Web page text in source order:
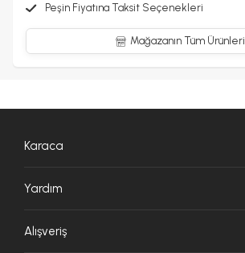
Peşin Fiyatına Taksit Seçenekleri
Mağazanın Tüm Ürünleri
Karaca
Yardım
Alışveriş